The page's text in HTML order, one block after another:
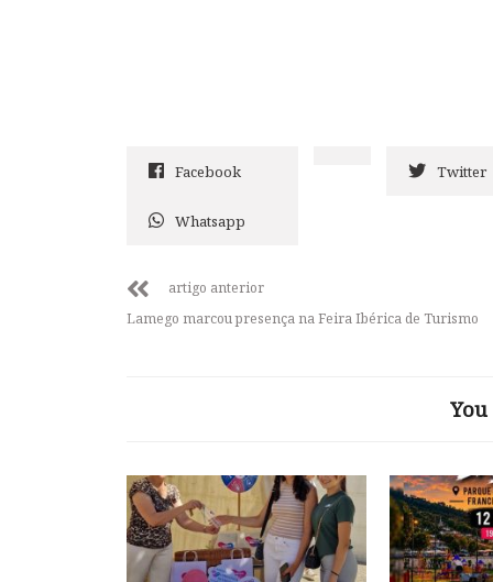
Facebook Twitter
Whatsapp
artigo anterior
Lamego marcou presença na Feira Ibérica de Turismo